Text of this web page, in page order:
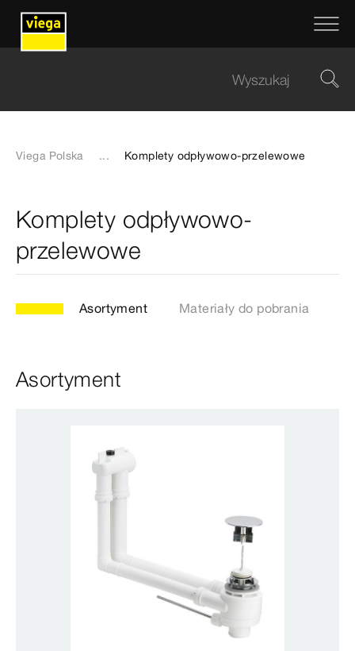
Viega Polska ... Komplety odpływowo-przelewowe
Komplety odpływowo-
przelewowe
Asortyment Materiały do pobrania
Asortyment